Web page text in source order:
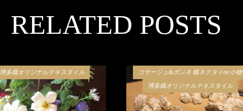
RELATED POSTS
博多織オリジナルテキスタイル
コサージュ&ボンネ 蝶ネクタイetc小物
博多織オリジナルテキスタイル